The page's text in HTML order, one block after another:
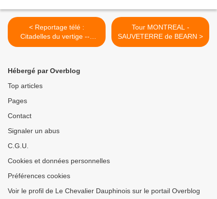
< Reportage télé :
Citadelles du vertige -->
Diffusion reportée
Tour MONTREAL -
SAUVETERRE de BEARN >
Hébergé par Overblog
Top articles
Pages
Contact
Signaler un abus
C.G.U.
Cookies et données personnelles
Préférences cookies
Voir le profil de Le Chevalier Dauphinois sur le portail Overblog